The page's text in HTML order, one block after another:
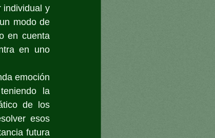
individual y
modo de
en cuenta
en uno
emoción
la
de los
esos
futura